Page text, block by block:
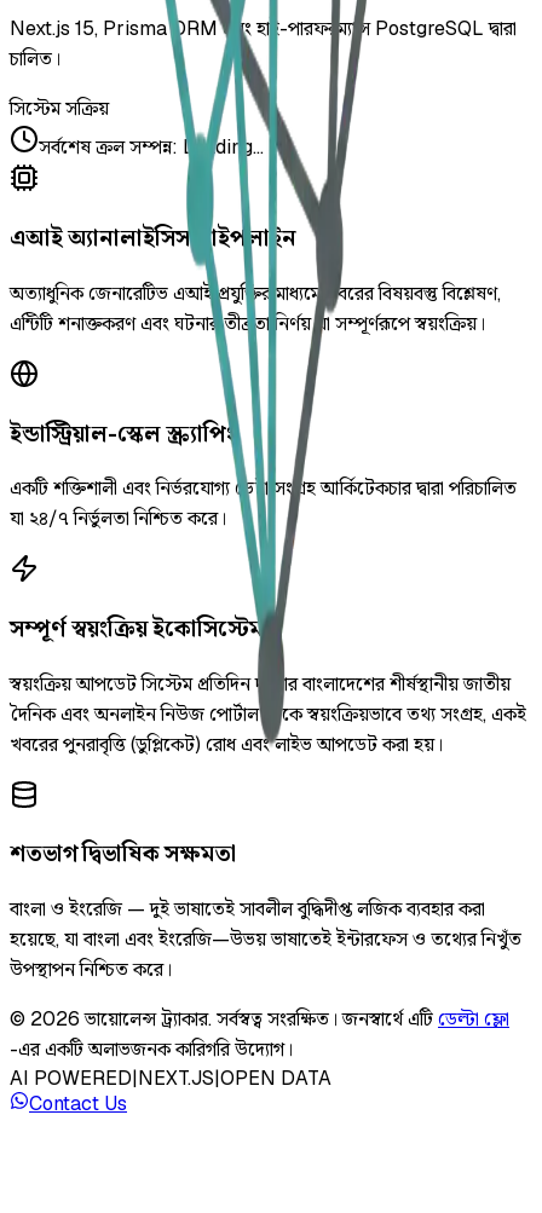
Next.js 15, Prisma ORM এবং হাই-পারফরম্যান্স PostgreSQL দ্বারা
চালিত।
সিস্টেম সক্রিয়
সর্বশেষ ক্রল সম্পন্ন: Loading...
এআই অ্যানালাইসিস পাইপলাইন
অত্যাধুনিক জেনারেটিভ এআই প্রযুক্তির মাধ্যমে খবরের বিষয়বস্তু বিশ্লেষণ,
এন্টিটি শনাক্তকরণ এবং ঘটনার তীব্রতা নির্ণয় যা সম্পূর্ণরূপে স্বয়ংক্রিয়।
ইন্ডাস্ট্রিয়াল-স্কেল স্ক্র্যাপিং
একটি শক্তিশালী এবং নির্ভরযোগ্য ডেটা সংগ্রহ আর্কিটেকচার দ্বারা পরিচালিত
যা ২৪/৭ নির্ভুলতা নিশ্চিত করে।
সম্পূর্ণ স্বয়ংক্রিয় ইকোসিস্টেম
স্বয়ংক্রিয় আপডেট সিস্টেম প্রতিদিন দুইবার বাংলাদেশের শীর্ষস্থানীয় জাতীয়
দৈনিক এবং অনলাইন নিউজ পোর্টাল থেকে স্বয়ংক্রিয়ভাবে তথ্য সংগ্রহ, একই
খবরের পুনরাবৃত্তি (ডুপ্লিকেট) রোধ এবং লাইভ আপডেট করা হয়।
শতভাগ দ্বিভাষিক সক্ষমতা
বাংলা ও ইংরেজি — দুই ভাষাতেই সাবলীল বুদ্ধিদীপ্ত লজিক ব্যবহার করা
হয়েছে, যা বাংলা এবং ইংরেজি—উভয় ভাষাতেই ইন্টারফেস ও তথ্যের নিখুঁত
উপস্থাপন নিশ্চিত করে।
© 2026 ভায়োলেন্স ট্র্যাকার.সর্বস্বত্ব সংরক্ষিত। জনস্বার্থে এটিডেল্টা ফ্লো
-এর একটি অলাভজনক কারিগরি উদ্যোগ।
AI POWERED|NEXT.JS|OPEN DATA
Contact Us